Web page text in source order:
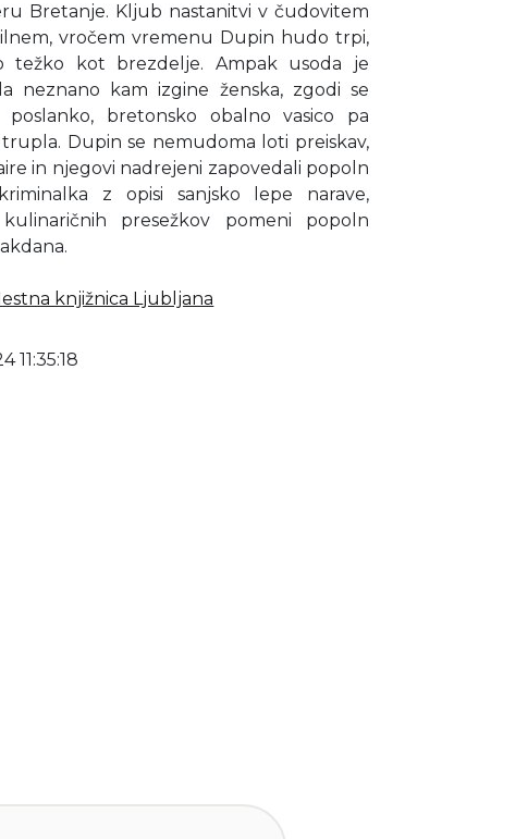
Bretanje. Kljub nastanitvi v čudovitem
vročem vremenu Dupin hudo trpi,
težko kot brezdelje. Ampak usoda je
neznano kam izgine ženska, zgodi se
bretonsko obalno vasico pa
Dupin se nemudoma loti preiskav,
in njegovi nadrejeni zapovedali popoln
z opisi sanjsko lepe narave,
presežkov pomeni popoln
knjižnica Ljubljana
11:35:18